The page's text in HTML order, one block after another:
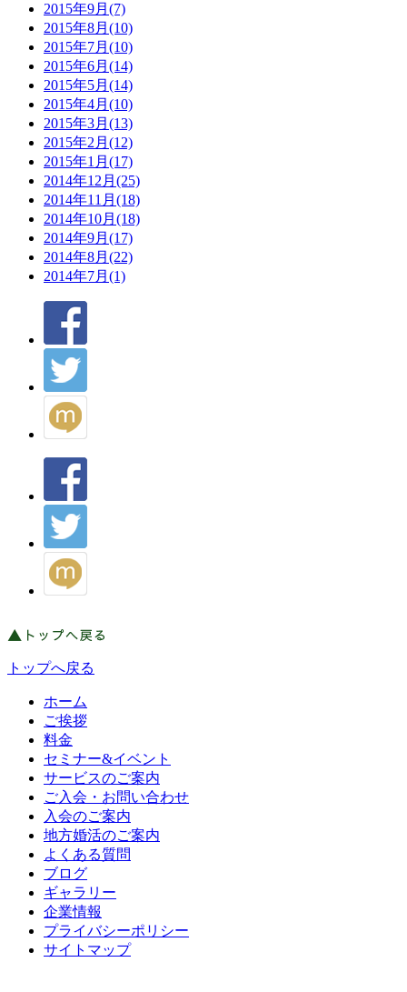
2015年9月(7)
2015年8月(10)
2015年7月(10)
2015年6月(14)
2015年5月(14)
2015年4月(10)
2015年3月(13)
2015年2月(12)
2015年1月(17)
2014年12月(25)
2014年11月(18)
2014年10月(18)
2014年9月(17)
2014年8月(22)
2014年7月(1)
トップへ戻る
ホーム
ご挨拶
料金
セミナー&イベント
サービスのご案内
ご入会・お問い合わせ
入会のご案内
地方婚活のご案内
よくある質問
ブログ
ギャラリー
企業情報
プライバシーポリシー
サイトマップ